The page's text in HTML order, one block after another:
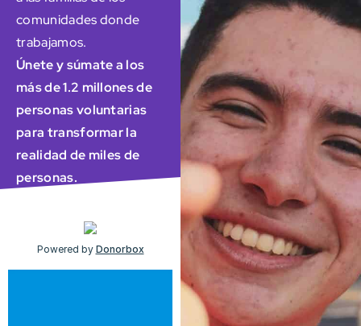
comunidades donde
trabajamos.
Únete y súmate a los
más de 1.2 millones de
personas voluntarias
para transformar la
realidad de miles de
personas.